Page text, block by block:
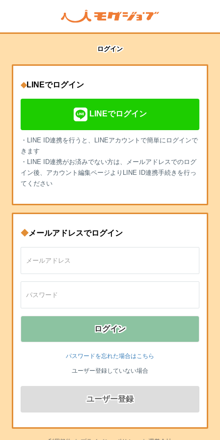
ログイン
◆LINEでログイン
LINEでログイン
・LINE ID連携を行うと、LINEアカウントで簡単にログインで
きます
・LINE ID連携がお済みでない方は、メールアドレスでのログ
イン後、アカウント編集ページよりLINE ID連携手続きを行っ
てください
◆メールアドレスでログイン
ログイン
パスワードを忘れた場合はこちら
ユーザー登録していない場合
ユーザー登録